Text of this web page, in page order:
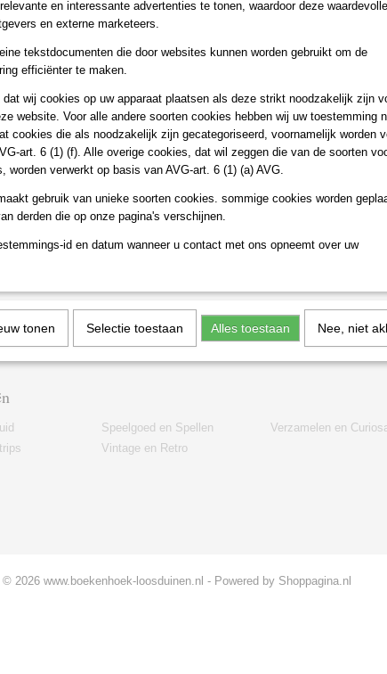
Bruto gewicht
122,00 g
Loosduinen - meer dan boeken alleen...
Speelgoed en Spellen
Vintage en Retro
Verzamelen en
© 2026 www.boekenhoek-loosduinen.nl - Powered by Shoppagina.nl
en interessante advertenties te tonen, waardoor deze
en externe marketeers.
tekstdocumenten die door websites kunnen worden gebruikt om de
efficiënter te maken.
dat wij cookies op uw apparaat plaatsen als deze strikt noodzakelijk zijn
website. Voor alle andere soorten cookies hebben wij uw toestemming
cookies die als noodzakelijk zijn gecategoriseerd, voornamelijk worden
art. 6 (1) (f). Alle overige cookies, dat wil zeggen die van de soorten
worden verwerkt op basis van AVG-art. 6 (1) (a) AVG.
gebruik van unieke soorten cookies. sommige cookies worden
derden die op onze pagina's verschijnen.
id en datum wanneer u contact met ons opneemt over uw
tonen Selectie toestaan Alles toestaan Nee, niet